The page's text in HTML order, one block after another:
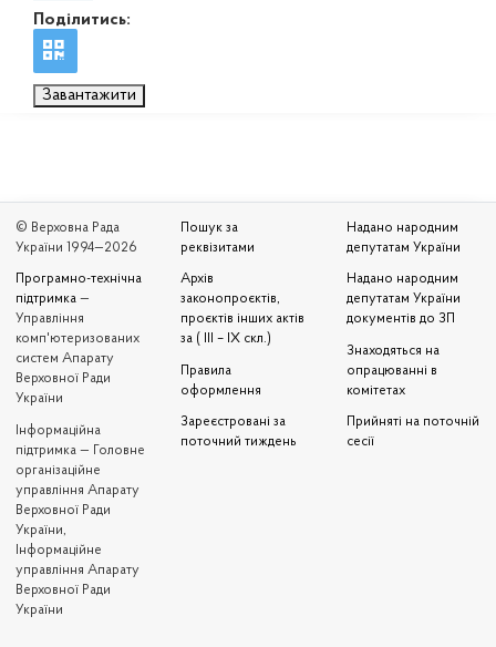
Поділитись:
Завантажити
© Верховна Рада
України 1994—2026
Програмно-технічна
підтримка —
Управління
комп'ютеризованих
систем Апарату
Верховної Ради
України
Iнформаційна
підтримка — Головне
організаційне
управління Апарату
Верховної Ради
України,
Інформаційне
управління Апарату
Верховної Ради
України
Пошук за
реквізитами
Архів
законопроєктів,
проєктів інших актів
за ( III – IX скл.)
Правила
оформлення
Зареєстровані за
поточний тиждень
Надано народним
депутатам України
Надано народним
депутатам України
документів до ЗП
Знаходяться на
опрацюванні в
комітетах
Прийняті на поточній
сесії